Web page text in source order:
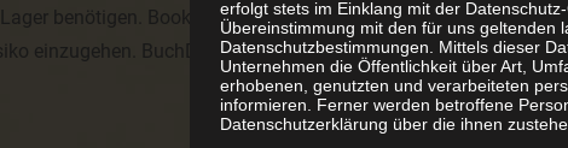
benötigen. Book on Demand bedeutet auch kein
einzugehen. BuchDrucker.at bietet Book on Demand ab
erfolgt stets im Einklang mit der
Übereinstimmung mit den für uns geltenden
Datenschutzbestimmungen. Mittels dieser
Unternehmen die Öffentlichkeit über Art,
erhobenen, genutzten und verarbeiteten
informieren. Ferner werden betroffene
Datenschutzerklärung über die ihnen